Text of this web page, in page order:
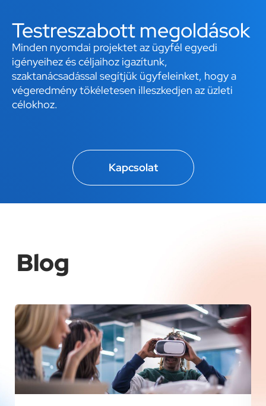
Testreszabott megoldások
Minden nyomdai projektet az ügyfél egyedi
igényeihez és céljaihoz igazítunk,
szaktanácsadással segítjük ügyfeleinket, hogy a
végeredmény tökéletesen illeszkedjen az üzleti
célokhoz.
Kapcsolat
Blog